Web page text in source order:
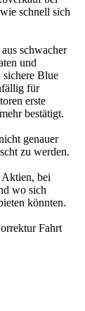
schnell sich
schwacher
und
sichere Blue
für
erste
bestätigt.
genauer
zu werden.
bei
wo sich
könnten.
Fahrt